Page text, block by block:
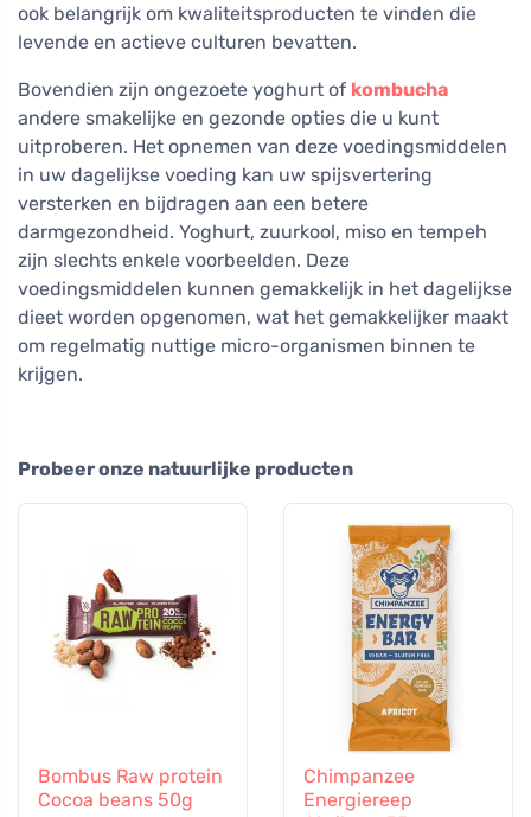
ook belangrijk om kwaliteitsproducten te vinden die
levende en actieve culturen bevatten.
Bovendien zijn ongezoete yoghurt of kombucha
andere smakelijke en gezonde opties die u kunt
uitproberen. Het opnemen van deze voedingsmiddelen
in uw dagelijkse voeding kan uw spijsvertering
versterken en bijdragen aan een betere
darmgezondheid. Yoghurt, zuurkool, miso en tempeh
zijn slechts enkele voorbeelden. Deze
voedingsmiddelen kunnen gemakkelijk in het dagelijkse
dieet worden opgenomen, wat het gemakkelijker maakt
om regelmatig nuttige micro-organismen binnen te
krijgen.
Probeer onze natuurlijke producten
Bombus Raw protein
Cocoa beans 50g
Chimpanzee
Energiereep